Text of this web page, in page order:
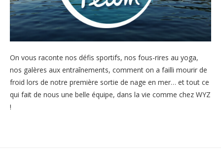
On vous raconte nos défis sportifs, nos fous-rires au yoga,
nos galères aux entraînements, comment on a failli mourir de
froid lors de notre première sortie de nage en mer… et tout ce
qui fait de nous une belle équipe, dans la vie comme chez WYZ
!